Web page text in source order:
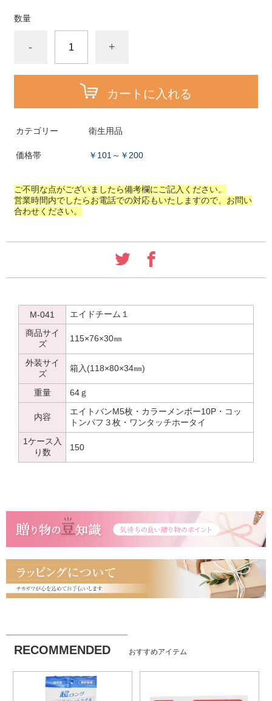
数量
- +
カートに入れる
カテゴリー 衛生用品
価格帯 ￥101～￥200
ご不明な点がございましたら備考欄にご記入ください。
営業時間内でしたらお電話での対応もいたしますので、お問い
合わせください。
M-041
エイドチーム１
商品サイ
ズ
115×76×30㎜
外装サイ
ズ
箱入(118×80×34㎜)
重量 64ｇ
内容
エイトバンM5枚・カラーメンボー10P・コッ
トンパフ３枚・ワンタッチホータイ
1ケース入
り数
150
RECOMMENDED おすすめアイテム